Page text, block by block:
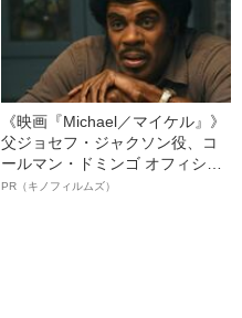
《映画『Michael／マイケル』》
父ジョセフ・ジャクソン役、コ
ールマン・ドミンゴ オフィシャ
ルインタビュー“観客を魅了した
PR（キノフィルムズ）